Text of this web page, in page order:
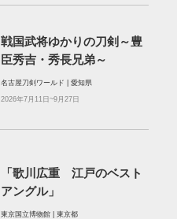
戦国武将ゆかりの刀剣～豊
臣秀吉・秀長兄弟～
名古屋刀剣ワールド | 愛知県
2026年7月11日~9月27日
「歌川広重 江戸のベスト
アングル」
東京国立博物館 | 東京都